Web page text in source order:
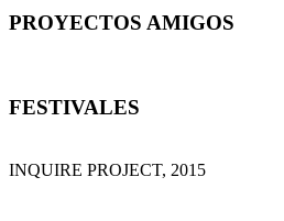
PROYECTOS AMIGOS
FESTIVALES
INQUIRE PROJECT, 2015